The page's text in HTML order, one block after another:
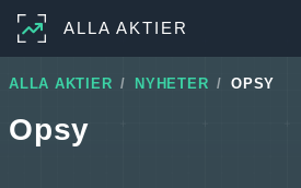
ALLA AKTIER
ALLA AKTIER NYHETER OPSY
Opsy